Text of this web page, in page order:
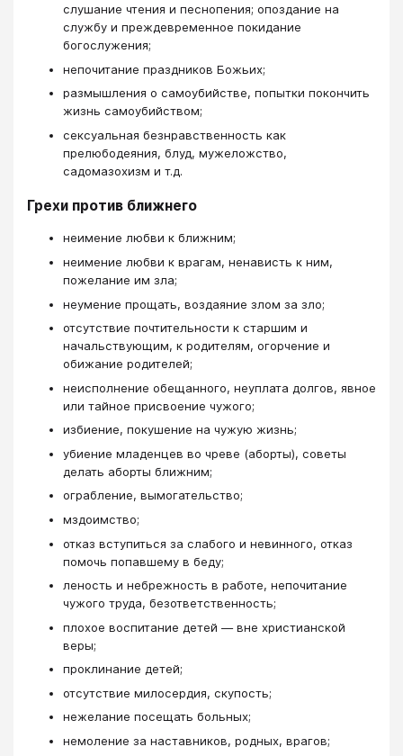
слушание чтения и песнопения; опоздание на
службу и преждевременное покидание
богослужения;
непочитание праздников Божьих;
размышления о самоубийстве, попытки покончить
жизнь самоубийством;
сексуальная безнравственность как
прелюбодеяния, блуд, мужеложство,
садомазохизм и т.д.
Грехи против ближнего
неимение любви к ближним;
неимение любви к врагам, ненависть к ним,
пожелание им зла;
неумение прощать, воздаяние злом за зло;
отсутствие почтительности к старшим и
начальствующим, к родителям, огорчение и
обижание родителей;
неисполнение обещанного, неуплата долгов, явное
или тайное присвоение чужого;
избиение, покушение на чужую жизнь;
убиение младенцев во чреве (аборты), советы
делать аборты ближним;
ограбление, вымогательство;
мздоимство;
отказ вступиться за слабого и невинного, отказ
помочь попавшему в беду;
леность и небрежность в работе, непочитание
чужого труда, безответственность;
плохое воспитание детей — вне христианской
веры;
проклинание детей;
отсутствие милосердия, скупость;
нежелание посещать больных;
немоление за наставников, родных, врагов;